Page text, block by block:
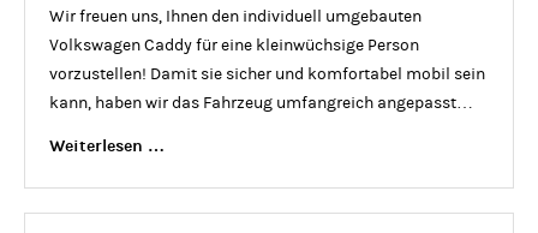
Wir freuen uns, Ihnen den individuell umgebauten
Volkswagen Caddy für eine kleinwüchsige Person
vorzustellen! Damit sie sicher und komfortabel mobil sein
kann, haben wir das Fahrzeug umfangreich angepasst…
Weiterlesen …